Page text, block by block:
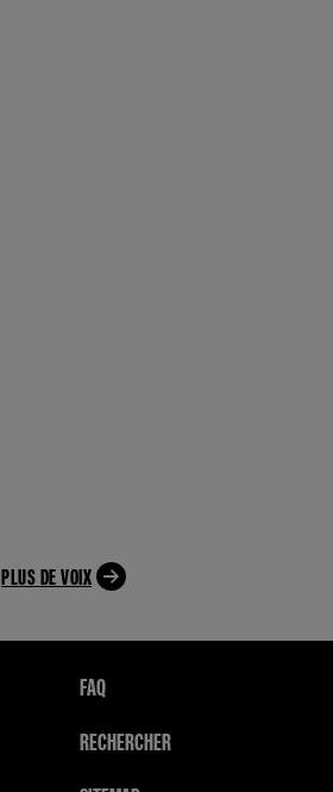
PLUS DE VOIX
FAQ
RECHERCHER